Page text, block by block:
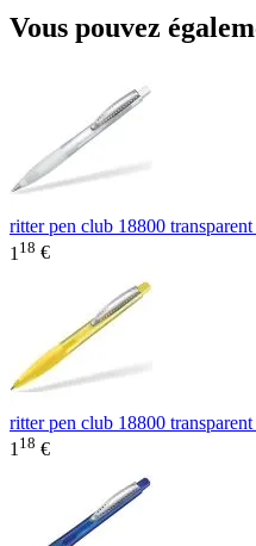
Vous pouvez
ritter pen club 18800
1 18 €
ritter pen club 18800 transparent
1 18 €